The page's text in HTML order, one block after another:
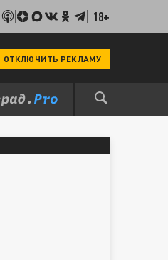
18+
ОТКЛЮЧИТЬ РЕКЛАМУ